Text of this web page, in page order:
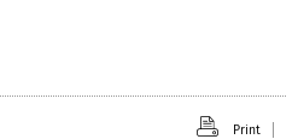
Print